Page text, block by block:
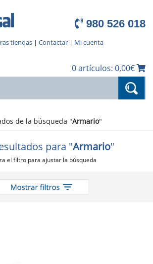
980 526 018
tiendas| Contactar| Mi cuenta
0 artículos: 0,00€
de la búsqueda "Armario"
para "Armario"
el filtro para ajustar la búsqueda